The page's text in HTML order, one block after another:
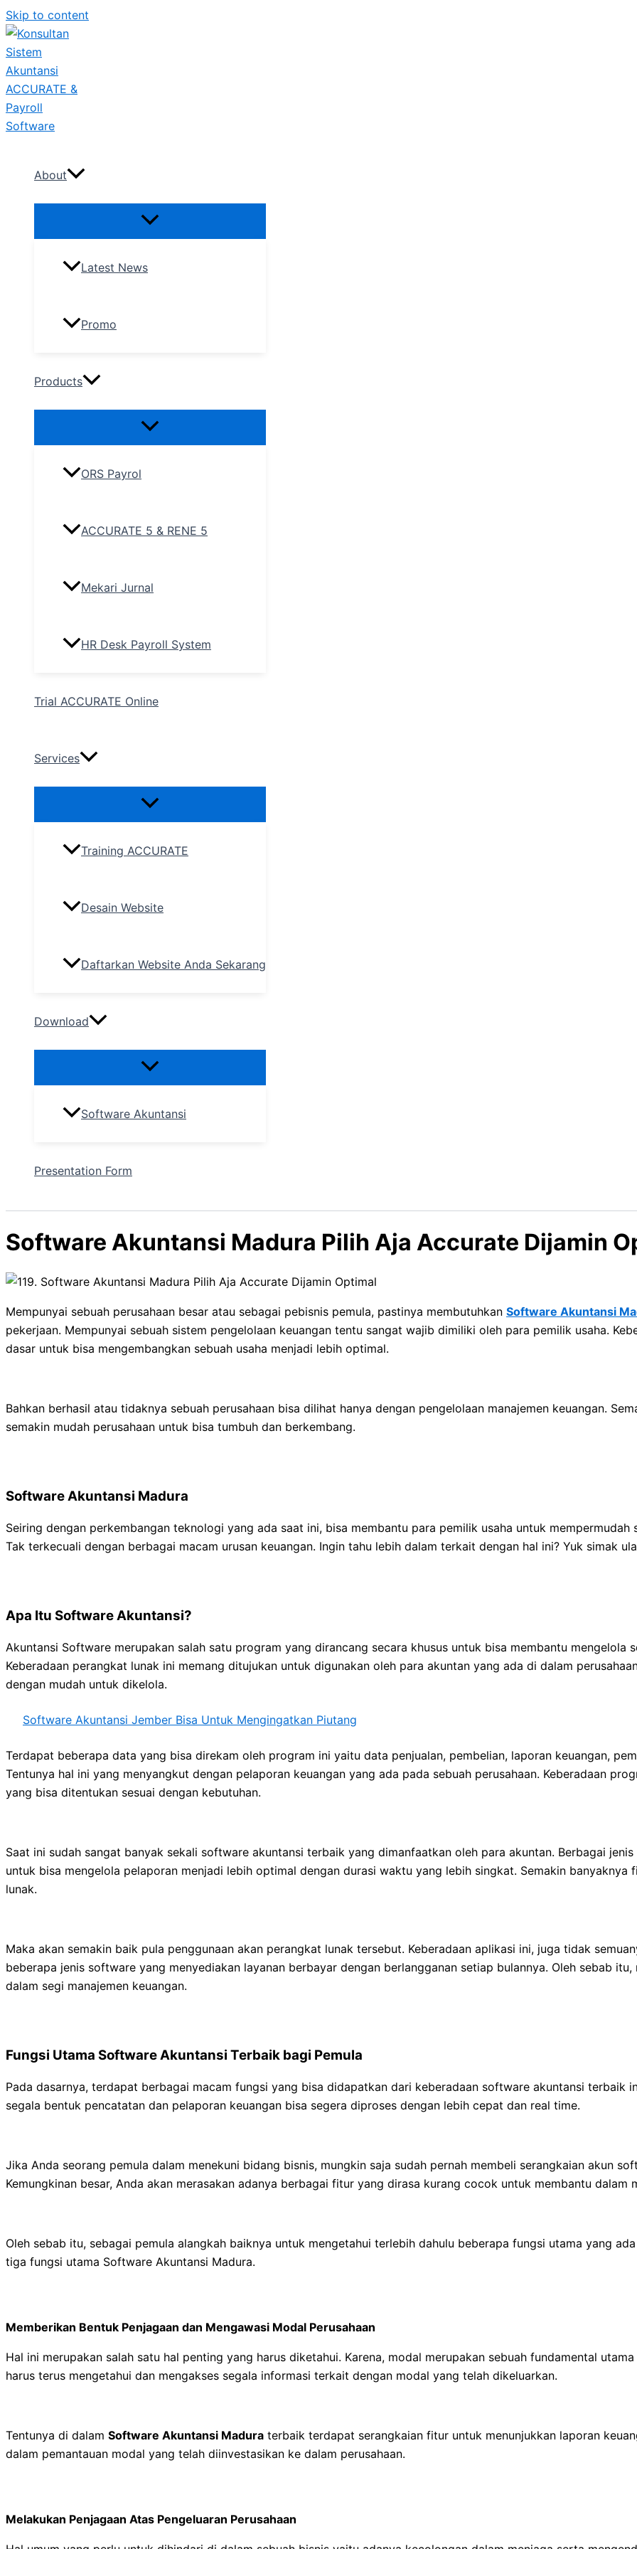
Skip to content
About
Latest News
Promo
Products
ORS Payrol
ACCURATE 5 & RENE 5
Mekari Jurnal
HR Desk Payroll System
Trial ACCURATE Online
Services
Training ACCURATE
Desain Website
Daftarkan Website Anda Sekarang
Download
Software Akuntansi
Presentation Form
Software Akuntansi Madura Pilih Aja Accurate Dijamin
Mempunyai sebuah perusahaan besar atau sebagai pebisnis pemula, pastinya membutuhkan Software Akuntansi
pekerjaan. Mempunyai sebuah sistem pengelolaan keuangan tentu sangat wajib dimiliki oleh para pemilik usaha.
dasar untuk bisa mengembangkan sebuah usaha menjadi lebih optimal.
Bahkan berhasil atau tidaknya sebuah perusahaan bisa dilihat hanya dengan pengelolaan manajemen keuangan.
semakin mudah perusahaan untuk bisa tumbuh dan berkembang.
Software Akuntansi Madura
Seiring dengan perkembangan teknologi yang ada saat ini, bisa membantu para pemilik usaha untuk mempermudah
Tak terkecuali dengan berbagai macam urusan keuangan. Ingin tahu lebih dalam terkait dengan hal ini? Yuk simak
Apa Itu Software Akuntansi?
Akuntansi Software merupakan salah satu program yang dirancang secara khusus untuk bisa membantu mengelola
Keberadaan perangkat lunak ini memang ditujukan untuk digunakan oleh para akuntan yang ada di dalam
dengan mudah untuk dikelola.
Software Akuntansi Jember Bisa Untuk Mengingatkan Piutang
Terdapat beberapa data yang bisa direkam oleh program ini yaitu data penjualan, pembelian, laporan keuangan,
Tentunya hal ini yang menyangkut dengan pelaporan keuangan yang ada pada sebuah perusahaan. Keberadaan
yang bisa ditentukan sesuai dengan kebutuhan.
Saat ini sudah sangat banyak sekali software akuntansi terbaik yang dimanfaatkan oleh para akuntan. Berbagai
untuk bisa mengelola pelaporan menjadi lebih optimal dengan durasi waktu yang lebih singkat. Semakin
lunak.
Maka akan semakin baik pula penggunaan akan perangkat lunak tersebut. Keberadaan aplikasi ini, juga tidak
beberapa jenis software yang menyediakan layanan berbayar dengan berlangganan setiap bulannya. Oleh sebab
dalam segi manajemen keuangan.
Fungsi Utama Software Akuntansi Terbaik bagi Pemula
Pada dasarnya, terdapat berbagai macam fungsi yang bisa didapatkan dari keberadaan software akuntansi terbaik
segala bentuk pencatatan dan pelaporan keuangan bisa segera diproses dengan lebih cepat dan real time.
Jika Anda seorang pemula dalam menekuni bidang bisnis, mungkin saja sudah pernah membeli serangkaian akun
Kemungkinan besar, Anda akan merasakan adanya berbagai fitur yang dirasa kurang cocok untuk membantu dalam
Oleh sebab itu, sebagai pemula alangkah baiknya untuk mengetahui terlebih dahulu beberapa fungsi utama yang
tiga fungsi utama Software Akuntansi Madura.
Memberikan Bentuk Penjagaan dan Mengawasi Modal Perusahaan
Hal ini merupakan salah satu hal penting yang harus diketahui. Karena, modal merupakan sebuah fundamental
harus terus mengetahui dan mengakses segala informasi terkait dengan modal yang telah dikeluarkan.
Tentunya di dalam Software Akuntansi Madura terbaik terdapat serangkaian fitur untuk menunjukkan laporan
dalam pemantauan modal yang telah diinvestasikan ke dalam perusahaan.
Melakukan Penjagaan Atas Pengeluaran Perusahaan